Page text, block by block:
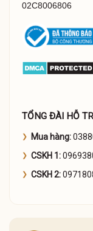
02C8006806
TỔNG ĐÀI HỖ
Mua hàng:
CSKH 1:
CSKH 2: